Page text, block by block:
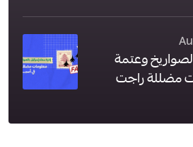
وعتمة
مضللة راجت